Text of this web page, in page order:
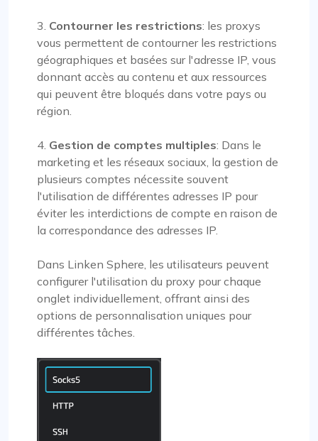
3. Contourner les restrictions: les proxys
vous permettent de contourner les restrictions
géographiques et basées sur l'adresse IP, vous
donnant accès au contenu et aux ressources
qui peuvent être bloqués dans votre pays ou
région.
4. Gestion de comptes multiples: Dans le
marketing et les réseaux sociaux, la gestion de
plusieurs comptes nécessite souvent
l'utilisation de différentes adresses IP pour
éviter les interdictions de compte en raison de
la correspondance des adresses IP.
Dans Linken Sphere, les utilisateurs peuvent
configurer l'utilisation du proxy pour chaque
onglet individuellement, offrant ainsi des
options de personnalisation uniques pour
différentes tâches.